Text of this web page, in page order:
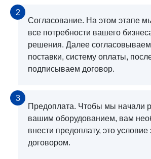
2
Согласование. На этом этапе
все потребности вашего
решения. Далее
поставки, систему оплаты,
подписываем договор.
3
Предоплата. Чтобы мы начали
вашим оборудованием, вам
внести предоплату, это условие
договором.